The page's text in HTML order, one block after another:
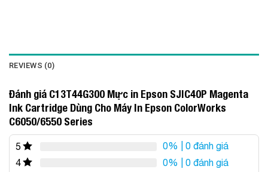
REVIEWS (0)
Đánh giá C13T44G300 Mực in Epson SJIC40P Magenta
Ink Cartridge Dùng Cho Máy In Epson ColorWorks
C6050/6550 Series
5 0% | 0 đánh giá
4
0% | 0 đánh giá